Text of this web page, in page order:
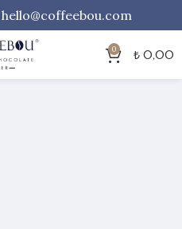
hello@coffeebou.com
0 ₺ 0,00